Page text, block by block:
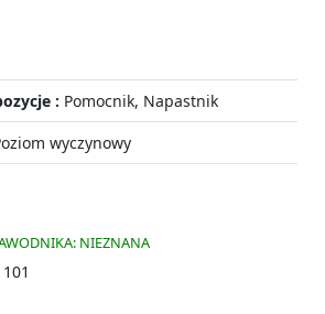
: Pomocnik, Napastnik
wyczynowy
NIEZNANA